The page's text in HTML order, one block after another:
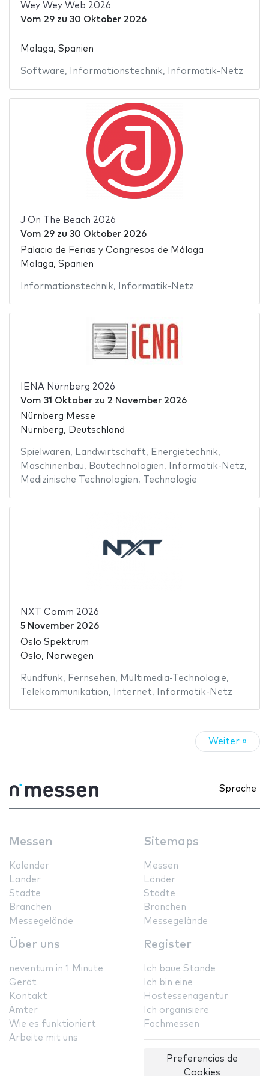
Wey Wey Web 2026
Vom 29zu 30 Oktober 2026
Malaga, Spanien
Software, Informationstechnik, Informatik-Netz
J On The Beach 2026
Vom 29zu 30 Oktober 2026
Palacio de Ferias y Congresos de Málaga
Malaga, Spanien
Informationstechnik, Informatik-Netz
IENA Nürnberg 2026
Vom 31 Oktoberzu 2 November 2026
Nürnberg Messe
Nurnberg, Deutschland
Spielwaren, Landwirtschaft, Energietechnik,
Maschinenbau, Bautechnologien, Informatik-Netz,
Medizinische Technologien, Technologie
NXT Comm 2026
5 November 2026
Oslo Spektrum
Oslo, Norwegen
Rundfunk, Fernsehen, Multimedia-Technologie,
Telekommunikation, Internet, Informatik-Netz
Weiter »
Sprache
Messen
Kalender
Länder
Städte
Branchen
Messegelände
Sitemaps
Messen
Länder
Städte
Branchen
Messegelände
Über uns
neventum in 1 Minute
Gerät
Kontakt
Ämter
Wie es funktioniert
Arbeite mit uns
Register
Ich baue Stände
Ich bin eine
Hostessenagentur
Ich organisiere
Fachmessen
Preferencias de
Cookies